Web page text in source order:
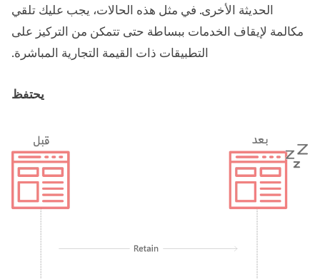
الحديثة الأخرى. في مثل هذه الحالات، يجب عليك تلقي
مكالمة لإيقاف الخدمات ببساطة حتى تتمكن من التركيز على
التطبيقات ذات القيمة التجارية المباشرة.
يحتفظ